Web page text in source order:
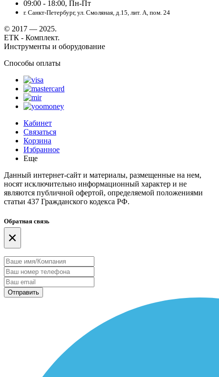
09:00 - 18:00, Пн-Пт
г. Санкт-Петербург, ул. Смоляная, д.15, лит. А, пом. 24
© 2017 — 2025.
ЕТК - Комплект.
Инструменты и оборудование
Способы оплаты
Кабинет
Связаться
Корзина
Избранное
Еще
Данный интернет-сайт и материалы, размещенные на нем,
носят исключительно информационный характер и не
являются публичной офертой, определяемой положениями
статьи 437 Гражданского кодекса РФ.
Обратная связь
×
Отправить